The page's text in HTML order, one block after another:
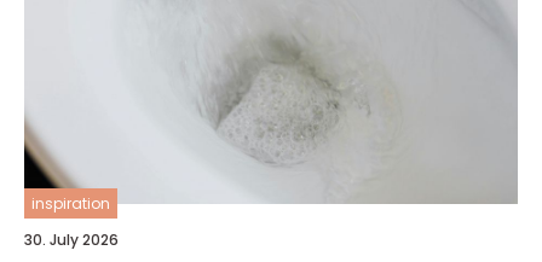
inspiration
30. July 2026